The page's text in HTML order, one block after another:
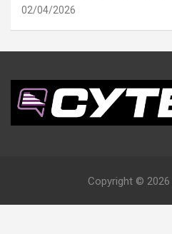
02/04/2026
Copyright © 2026